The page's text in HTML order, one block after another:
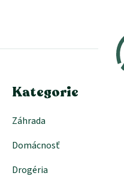
ä
Kategorie
Záhrada
Domácnosť
Drogéria